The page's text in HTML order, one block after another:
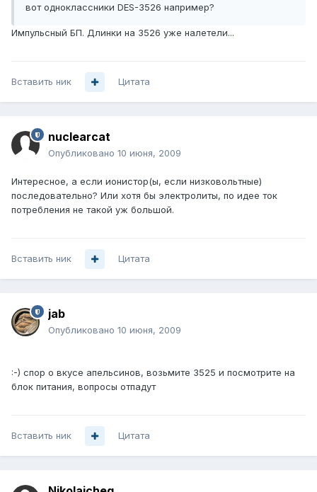
вот одноклассники DES-3526 например?
Импульсный БП. Длинки на 3526 уже налетели...
Вставить ник Цитата
nuclearcat
Опубликовано 10 июня, 2009
Интересное, а если ионистор(ы, если низковольтные)
последовательно? Или хотя бы электролиты, по идее ток
потребления не такой уж большой.
Вставить ник Цитата
jab
Опубликовано 10 июня, 2009
:-) спор о вкусе апельсинов, возьмите 3525 и посмотрите на
блок питания, вопросы отпадут
Вставить ник Цитата